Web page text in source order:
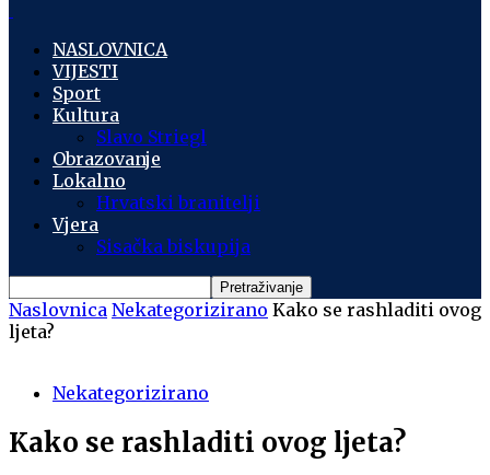
NASLOVNICA
VIJESTI
Sport
Kultura
Slavo Striegl
Obrazovanje
Lokalno
Hrvatski branitelji
Vjera
Sisačka biskupija
Naslovnica Nekategorizirano Kako se rashladiti ovog
ljeta?
Nekategorizirano
Kako se rashladiti ovog ljeta?